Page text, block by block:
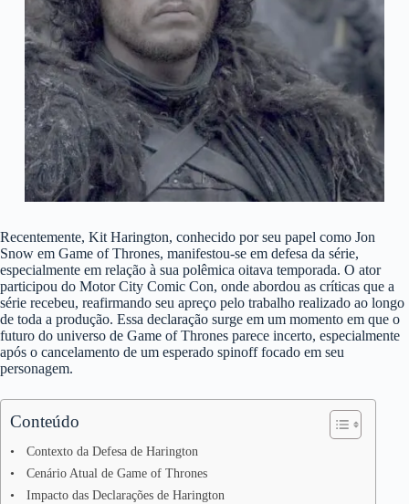
Recentemente, Kit Harington, conhecido por seu papel como Jon
Snow em Game of Thrones, manifestou-se em defesa da série,
especialmente em relação à sua polêmica oitava temporada. O ator
participou do Motor City Comic Con, onde abordou as críticas que a
série recebeu, reafirmando seu apreço pelo trabalho realizado ao longo
de toda a produção. Essa declaração surge em um momento em que o
futuro do universo de Game of Thrones parece incerto, especialmente
após o cancelamento de um esperado spinoff focado em seu
personagem.
Conteúdo
Contexto da Defesa de Harington
Cenário Atual de Game of Thrones
Impacto das Declarações de Harington